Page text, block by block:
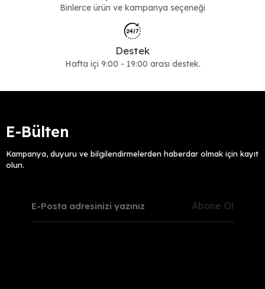
Binlerce ürün ve kampanya seçeneği
Destek
Hafta içi 9:00 - 19:00 arası destek.
E-Bülten
Kampanya, duyuru ve bilgilendirmelerden haberdar olmak için kayıt
olun.
Abone Ol